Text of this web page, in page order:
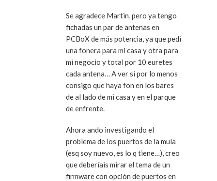
Se agradece Martin, pero ya tengo
fichadas un par de antenas en
PCBoX de más potencia, ya que pedí
una fonera para mi casa y otra para
mi negocio y total por 10 euretes
cada antena… A ver si por lo menos
consigo que haya fon en los bares
de al lado de mi casa y en el parque
de enfrente.
Ahora ando investigando el
problema de los puertos de la mula
(esq soy nuevo, es lo q tiene…), creo
que deberíais mirar el tema de un
firmware con opción de puertos en